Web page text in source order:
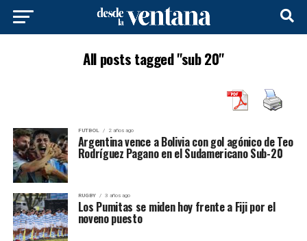
All posts tagged "sub 20"
FUTBOL 2 años ago
Argentina vence a Bolivia con gol agónico de Teo
Rodríguez Pagano en el Sudamericano Sub-20
RUGBY 3 años ago
Los Pumitas se miden hoy frente a Fiji por el
noveno puesto